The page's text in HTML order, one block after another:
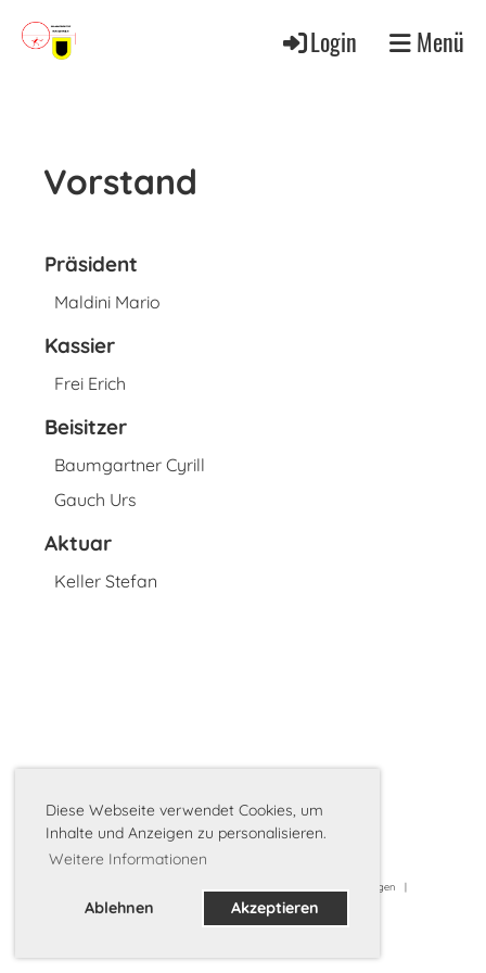
Diese Webseite verwendet Cookies, um
Inhalte und Anzeigen zu personalisieren.
Weitere Informationen
Ablehnen Akzeptieren
Login Menü
Vorstand
Präsident
Maldini Mario
Kassier
Frei Erich
Beisitzer
Baumgartner Cyrill
Gauch Urs
Aktuar
Keller Stefan
| Männerriege Matzingen |
| Impressum